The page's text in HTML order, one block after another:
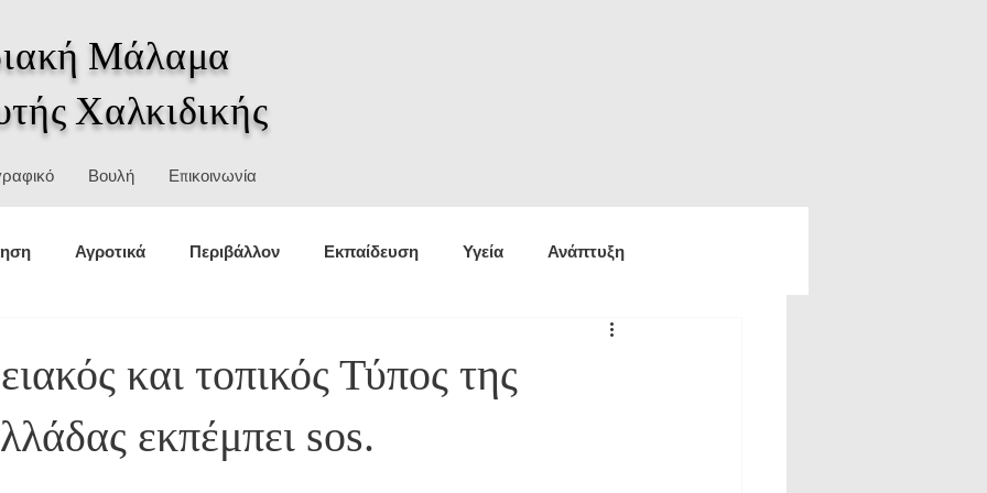
Μάλαμα
Χαλκιδικής
Βουλή Επικοινωνία
Αγροτικά Περιβάλλον Εκπαίδευση Υγεία Ανάπτυξη
Οικονομία
Ιστορία
και τοπικός Τύπος της
εκπέμπει sos.